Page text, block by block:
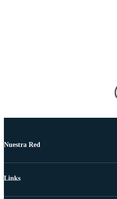
Nuestra Red
Links